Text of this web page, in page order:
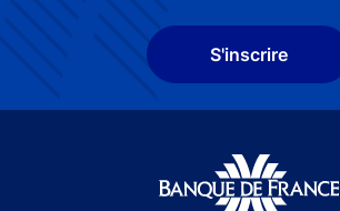
S'inscrire